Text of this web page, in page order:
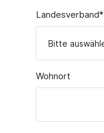
Landesverband*
Wohnort